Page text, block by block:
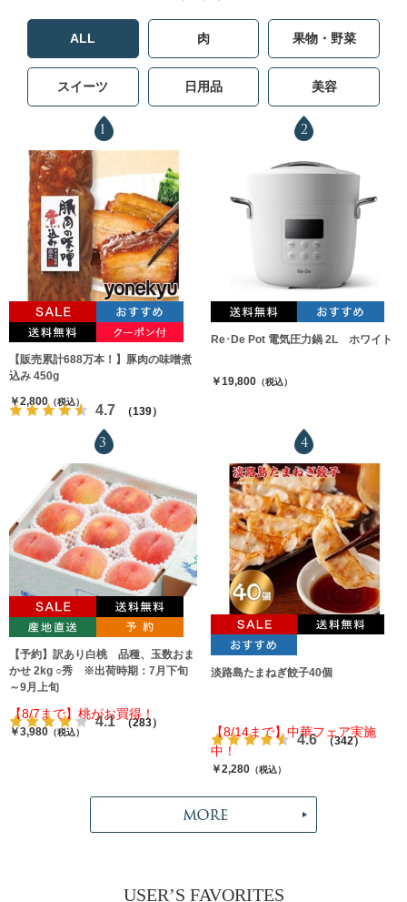
ALL 肉 果物・野菜
スイーツ 日用品 美容
1
【販売累計688万本！】豚肉の味噌煮
込み 450g
4.7 （139）
￥2,800（税込）
2
Re･De Pot 電気圧力鍋 2L ホワイト
￥19,800（税込）
3
【予約】訳あり白桃 品種、玉数おま
かせ 2kg ○秀 ※出荷時期：7月下旬
～9月上旬
4.1 （283）
【8/7まで】桃がお買得！
￥3,980 （税込）
4
淡路島たまねぎ餃子40個
4.6 （342）
【8/14まで】中華フェア実施
中！
￥2,280（税込）
USER’S FAVORITES